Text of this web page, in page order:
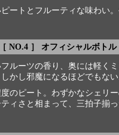
ートとフルーティな味わい
NO.4 ］ オフィシャルボトル
ルーツの香り、奥には軽く
かし邪魔になるほどでもな
のピート。わずかなシェリ
ィさと相まって、三拍子揃